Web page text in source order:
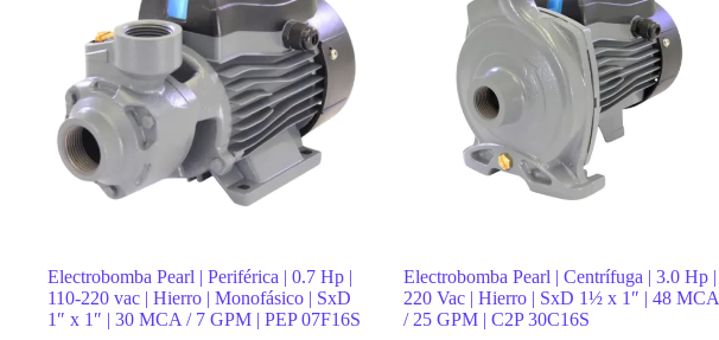
Inoxidable
Electrobomba Pearl | Periférica | 0.7 Hp |
110-220 vac | Hierro | Monofásico | SxD
1″ x 1″ | 30 MCA / 7 GPM | PEP 07F16S
Electrobomba Pearl | Centrífuga | 3.0 Hp |
220 Vac | Hierro | SxD 1½ x 1″ | 48 MCA
/ 25 GPM | C2P 30C16S